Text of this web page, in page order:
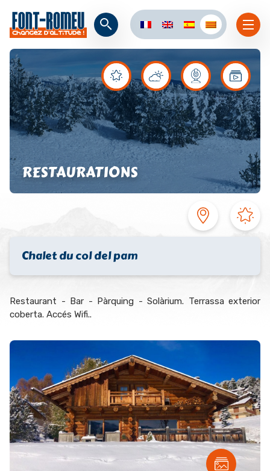
RESTAURATIONS
Chalet du col del pam
Restaurant - Bar - Pàrquing - Solàrium. Terrassa exterior
coberta. Accés Wifi..